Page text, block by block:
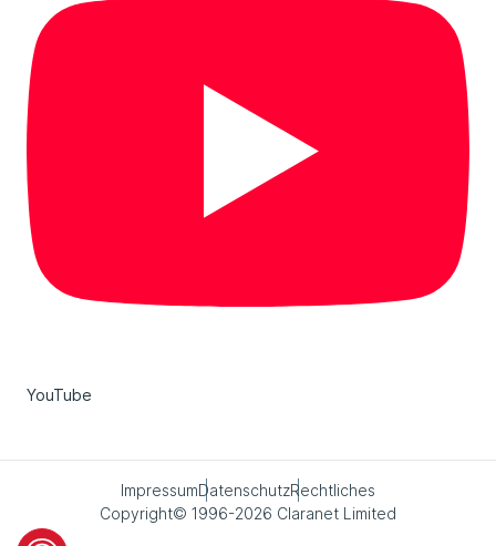
YouTube
ImpressumDatenschutzRechtliches
Copyright© 1996-2026 Claranet Limited